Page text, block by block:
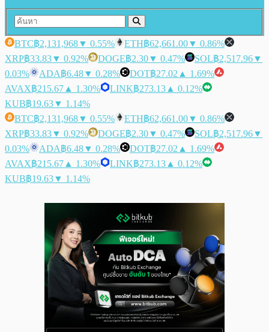
BTC฿2,131,968▼ 0.55% ETH฿62,661.00▼ 0.86%
XRP฿33.83▼ 0.92% DOGE฿2.30▼ 0.47% SOL฿2,517.96▼
0.03%
ADA฿6.48▼ 0.28% DOT฿27.02 ▲ 1.69%
AVAX฿215.67 ▲ 1.30% LINK฿273.13 ▲ 0.12%
KUB฿19.63▼ 1.14%
BTC฿2,131,968▼ 0.55% ETH฿62,661.00▼ 0.86%
XRP฿33.83▼ 0.92% DOGE฿2.30▼ 0.47% SOL฿2,517.96▼
0.03%
ADA฿6.48▼ 0.28% DOT฿27.02 ▲ 1.69%
AVAX฿215.67 ▲ 1.30% LINK฿273.13 ▲ 0.12%
KUB฿19.63▼ 1.14%